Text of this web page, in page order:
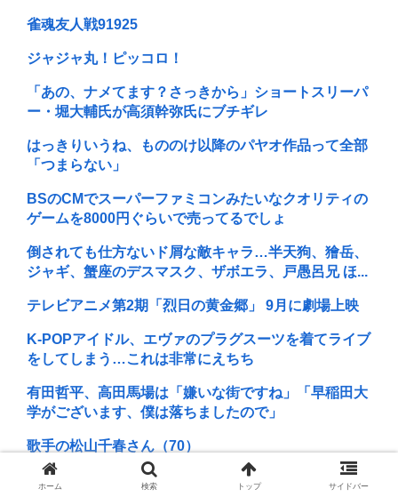
雀魂友人戦91925
ジャジャ丸！ピッコロ！
「あの、ナメてます？さっきから」ショートスリーパ
ー・堀大輔氏が高須幹弥氏にブチギレ
はっきりいうね、もののけ以降のパヤオ作品って全部
「つまらない」
BSのCMでスーパーファミコンみたいなクオリティの
ゲームを8000円ぐらいで売ってるでしょ
倒されても仕方ないド屑な敵キャラ…半天狗、獪岳、
ジャギ、蟹座のデスマスク、ザボエラ、戸愚呂兄 ほ...
テレビアニメ第2期「烈日の黄金郷」 9月に劇場上映
K-POPアイドル、エヴァのプラグスーツを着てライブ
をしてしまう…これは非常にえちち
有田哲平、高田馬場は「嫌いな街ですね」「早稲田大
学がございます、僕は落ちましたので」
歌手の松山千春さん（70）
坂本真綾の特別感は異常
ホーム 検索 トップ サイドバー